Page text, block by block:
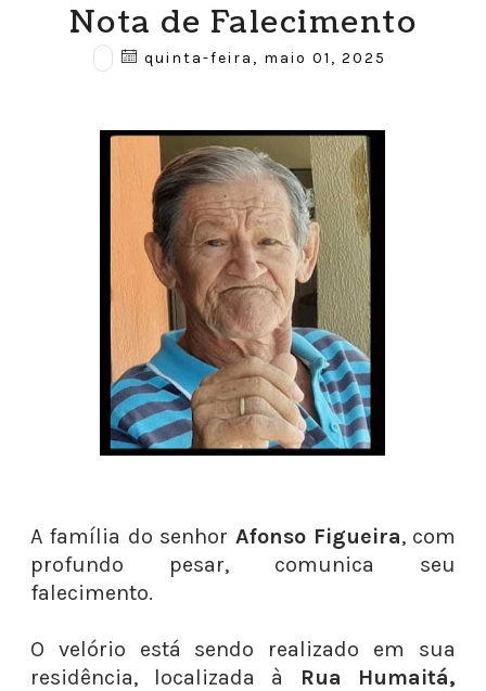
Nota de Falecimento
quinta-feira, maio 01, 2025
A família do senhorAfonso Figueira, com
profundo pesar, comunica seu
falecimento.
O velório está sendo realizado em sua
residência, localizada à Rua Humaitá,